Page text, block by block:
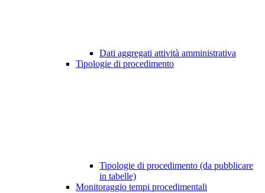
Dati aggregati attività amministrativa
Tipologie di procedimento
Tipologie di procedimento (da pubblicare
in tabelle)
Monitoraggio tempi procedimentali